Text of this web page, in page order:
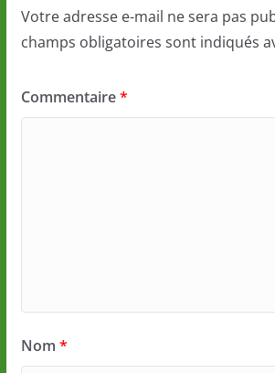
Votre adresse e-mail ne sera pas
champs obligatoires sont indiqués
Commentaire*
Nom *